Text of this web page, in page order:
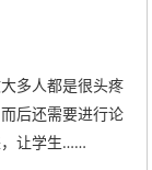
多人都是很头疼
后还需要进行论
，让学生……